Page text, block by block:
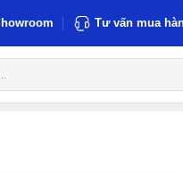
Tư vấn mua